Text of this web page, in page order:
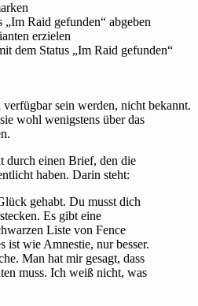
Raid gefunden“ abgeben
erzielen
dem Status „Im Raid gefunden“
sein werden, nicht bekannt.
wohl wenigstens über das
durch einen Brief, den die
haben. Darin steht:
gehabt. Du musst dich
Es gibt eine
Liste von Fence
ist wie Amnestie, nur besser.
Man hat mir gesagt, dass
muss. Ich weiß nicht, was